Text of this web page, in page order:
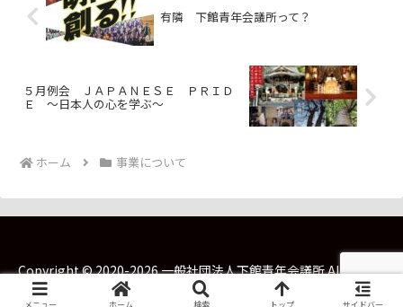
有隣 下館青年会議所って？
５月例会 ＪＡＰＡＮＥＳＥ ＰＲＩＤ
Ｅ ～日本人の心を学ぶ～
ホーム 事業について
Copyright © 2020-2026 一般社団法人下館青年会議所 All Rights
Reserved.